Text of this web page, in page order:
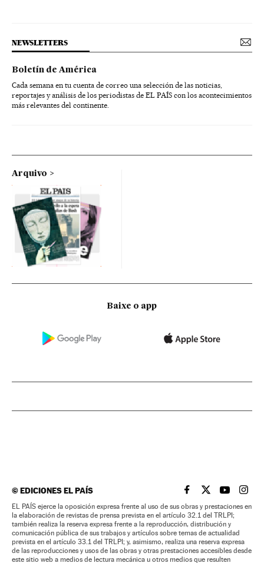
NEWSLETTERS
Boletín de América
Cada semana en tu cuenta de correo una selección de las noticias,
reportajes y análisis de los periodistas de EL PAÍS con los acontecimientos
más relevantes del continente.
Arquivo
Baixe o app
©EDICIONES EL PAÍS EL PAÍS BRASIL EN
EL PAÍSEL PAÍS
EL
EL PAÍS ejerce la oposición expresa frente al uso de sus obras y prestaciones en
la elaboración de revistas de prensa prevista en el artículo 32.1 del TRLPI;
también realiza la reserva expresa frente a la reproducción, distribución y
comunicación pública de sus trabajos y artículos sobre temas de actualidad
prevista en el artículo 33.1 del TRLPI; y, asimismo, realiza una reserva expresa
de las reproducciones y usos de las obras y otras prestaciones accesibles desde
este sitio web a medios de lectura mecánica u otros medios que resulten